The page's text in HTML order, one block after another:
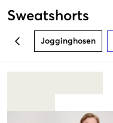
Sweatshorts
BACK Jogginghosen